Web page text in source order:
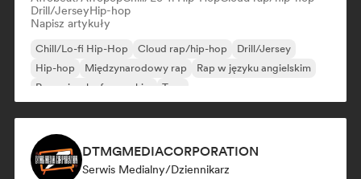
Drill/JerseyHip-hop
Napisz artykuły
Chill/Lo-fi Hip-Hop Cloud rap/hip-hop
Drill/Jersey
Hip-hop
Międzynarodowy rap
Rap w języku angielskim
Rap w języku francuskim
Trap
DTMGMEDIACORPORATION
Serwis Medialny/Dziennikarz